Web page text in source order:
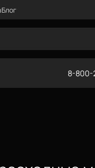
Блог
8-800-